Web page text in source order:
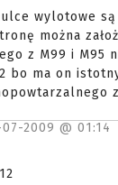
wylotowe
można
z M99 i M95
bo ma on
2009 @ 01:14